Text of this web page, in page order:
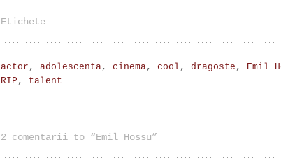
Etichete
actor , adolescenta, cinema, cool , dragoste , Emil
RIP , talent
2 comentarii to “Emil Hossu”